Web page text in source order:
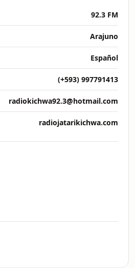
92.3 FM
Arajuno
Español
(+593) 997791413
radiokichwa92.3@hotmail.com
radiojatarikichwa.com